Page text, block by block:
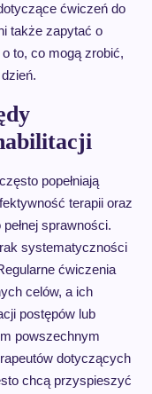
ćwiczeń do
także zapytać o
to, co mogą zrobić,
popełniają
terapii oraz
sprawności.
systematyczności
ćwiczenia
celów, a ich
postępów lub
powszechnym
dotyczących
chcą przyspieszyć